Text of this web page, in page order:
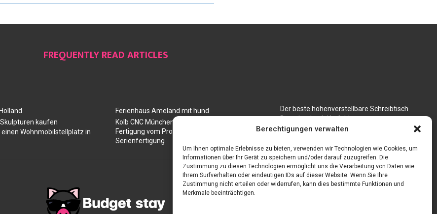
Berechtigungen verwalten
Um Ihnen optimale Erlebnisse zu bieten, verwenden wir Technologien wie Cookies, um
Informationen über Ihr Gerät zu speichern und/oder darauf zuzugreifen. Die
Zustimmung zu diesen Technologien ermöglicht uns die Verarbeitung von Daten wie
Ihrem Surfverhalten oder eindeutigen IDs auf dieser Website. Wenn Sie Ihre
Zustimmung nicht erteilen oder widerrufen, kann dies bestimmte Funktionen und
Merkmale beeinträchtigen.
FREQUENTLY READ ARTICLES
kaufen
einen Wohnmobilstellplatz in
Ferienhaus Ameland mit hund
Kolb CNC München: Ihr Partner für CNC
Fertigung vom Prototyp über die
Serienfertigung
Der beste höhenverstellbare Schreibtisch
Branchenbuch Krefeld